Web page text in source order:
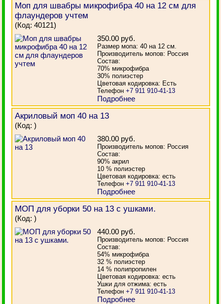
Моп для швабры микрофибра 40 на 12 см для
флаундеров учтем
(Код:40121)
350.00 руб.
Размер мопа: 40 на 12 см.
Производитель мопов: Россия
Состав:
70% микрофибра
30% полиэстер
Цветовая кодировка: Есть
Телефон+7 911 910-41-13
Подробнее
Акриловый моп 40 на 13
(Код:)
380.00 руб.
Производитель мопов: Россия
Состав:
90% акрил
10 % полиэстер
Цветовая кодировка: есть
Телефон+7 911 910-41-13
Подробнее
МОП для уборки 50 на 13 с ушками.
(Код:)
440.00 руб.
Производитель мопов: Россия
Состав:
54% микрофибра
32 % полиэстер
14 % полипропилен
Цветовая кодировка: есть
Ушки для отжима: есть
Телефон+7 911 910-41-13
Подробнее